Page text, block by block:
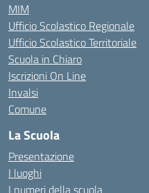
MIM
Ufficio Scolastico Regionale
Ufficio Scolastico Territoriale
Scuola in Chiaro
Iscrizioni On Line
Invalsi
Comune
La Scuola
Presentazione
I luoghi
I numeri della scuola